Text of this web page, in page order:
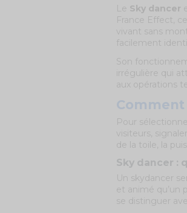
Le Sky dancer
France Effect,
vivant sans
facilement
Son
irrégulière qui
aux opérations
Pour
visiteurs,
de la toile, la
Sky dancer :
Un skydancer
et animé qu’un
se distinguer